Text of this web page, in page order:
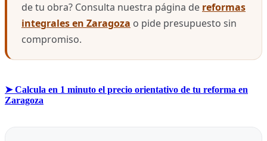
de tu obra? Consulta nuestra página de reformas
integrales en Zaragoza o pide presupuesto sin
compromiso.
➤ Calcula en 1 minuto el precio orientativo de tu reforma en
Zaragoza